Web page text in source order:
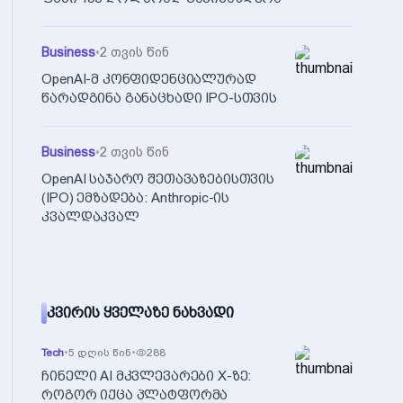
Business•2 თვის წინ
OpenAI-მ კონფიდენციალურად
წარადგინა განაცხადი IPO-სთვის
Business•2 თვის წინ
OpenAI საჯარო შეთავაზებისთვის
(IPO) ემზადება: Anthropic-ის
კვალდაკვალ
ᲙᲕᲘᲠᲘᲡ ᲧᲕᲔᲚᲐᲖᲔ ᲜᲐᲮᲕᲐᲓᲘ
Tech•5 დღის წინ• 288
ჩინელი AI მკვლევარები X-ზე:
როგორ იქცა პლატფორმა